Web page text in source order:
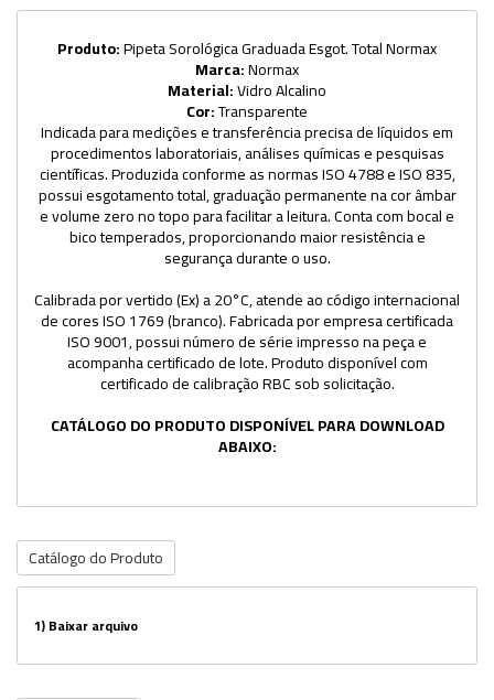
Produto:Pipeta Sorológica Graduada Esgot. Total Normax
Marca:Normax
Material:Vidro Alcalino
Cor:Transparente
Indicada para medições e transferência precisa de líquidos em
procedimentos laboratoriais, análises químicas e pesquisas
científicas. Produzida conforme as normas ISO 4788 e ISO 835,
possui esgotamento total, graduação permanente na cor âmbar
e volume zero no topo para facilitar a leitura. Conta com bocal e
bico temperados, proporcionando maior resistência e
segurança durante o uso.
Calibrada por vertido (Ex) a 20°C, atende ao código internacional
de cores ISO 1769 (branco). Fabricada por empresa certificada
ISO 9001, possui número de série impresso na peça e
acompanha certificado de lote. Produto disponível com
certificado de calibração RBC sob solicitação.
CATÁLOGO DO PRODUTO DISPONÍVEL PARA DOWNLOAD
ABAIXO:
Catálogo do Produto
1)Baixar arquivo